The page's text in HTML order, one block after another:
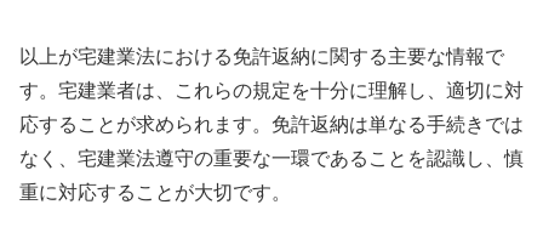
以上が宅建業法における免許返納に関する主要な情報で
す。宅建業者は、これらの規定を十分に理解し、適切に対
応することが求められます。免許返納は単なる手続きでは
なく、宅建業法遵守の重要な一環であることを認識し、慎
重に対応することが大切です。